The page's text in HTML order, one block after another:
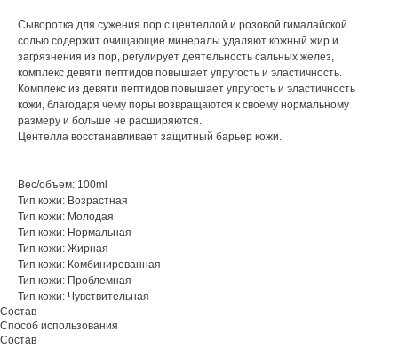
Сыворотка для сужения пор с центеллой и розовой гималайской
солью содержит очищающие минералы удаляют кожный жир и
загрязнения из пор, регулирует деятельность сальных желез,
комплекс девяти пептидов повышает упругость и эластичность.
Комплекс из девяти пептидов повышает упругость и эластичность
кожи, благодаря чему поры возвращаются к своему нормальному
размеру и больше не расширяются.
Центелла восстанавливает защитный барьер кожи.
Вес/объем: 100ml
Тип кожи: Возрастная
Тип кожи: Молодая
Тип кожи: Нормальная
Тип кожи: Жирная
Тип кожи: Комбинированная
Тип кожи: Проблемная
Тип кожи: Чувствительная
Состав
Способ использования
Состав